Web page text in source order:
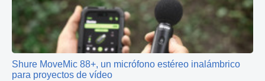
Shure MoveMic 88+, un micrófono estéreo inalámbrico
para proyectos de vídeo